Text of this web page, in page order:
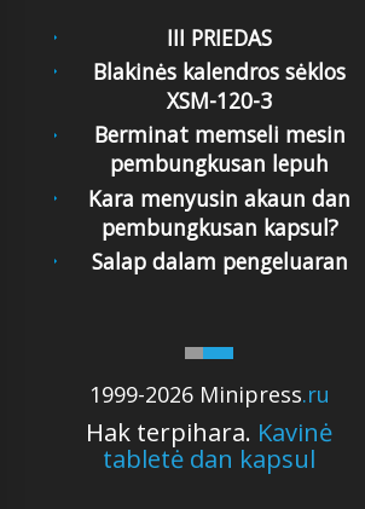
1999-2026 Minipress.ru
Hak terpihara. Kavinė
tabletė dan kapsul
III PRIEDAS
Blakinės kalendros sėklos
XSM-120-3
Berminat memseli mesin
pembungkusan lepuh
Kara menyusin akaun dan
pembungkusan kapsul?
Salap dalam pengeluaran